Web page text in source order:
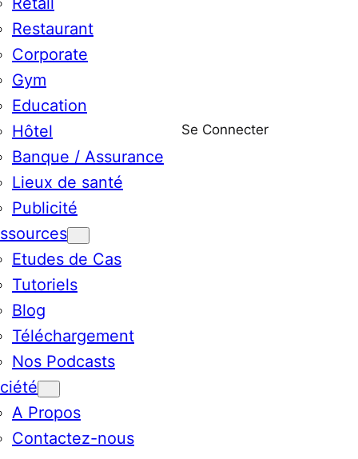
Restaurant
Corporate
Gym
Education
Hôtel
Banque / Assurance
Lieux de santé
Publicité
Etudes de Cas
Tutoriels
Blog
Téléchargement
Nos Podcasts
A Propos
Contactez-nous
Se Connecter